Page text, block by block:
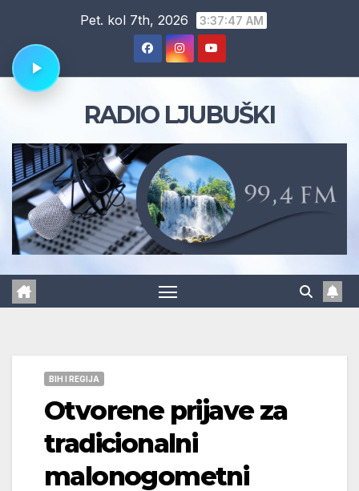
content
Pet. kol 7th, 2026 3:37:48 AM
RADIO LJUBUŠKI
BIH I REGIJA
Otvorene prijave za
tradicionalni
malonogometni